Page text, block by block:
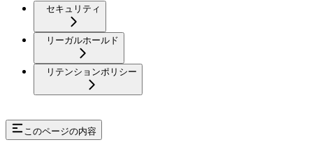
セキュリティ
リーガルホールド
リテンションポリシー
このページの内容